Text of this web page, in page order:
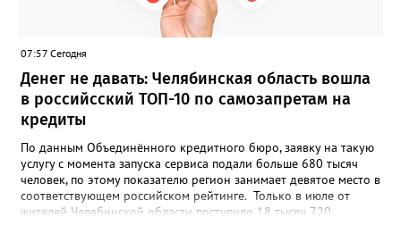
пригласить на итоговую фотосессию в Москве. Персональную
«Карту улыбок», которую можно скачать, сохранить и
опубликовать в социальных сетях, отмечают в оргкомитете,
получат все, кто улыбнулся.
07:57 Сегодня
Денег не давать: Челябинская область вошла
в российсский ТОП-10 по самозапретам на
кредиты
По данным Объединённого кредитного бюро, заявку на такую
услугу с момента запуска сервиса подали больше 680 тысяч
человек, по этому показателю регион занимает девятое место в
соответствующем российском рейтинге. Только в июле от
жителей Челябинской области поступило 18 тысяч 720